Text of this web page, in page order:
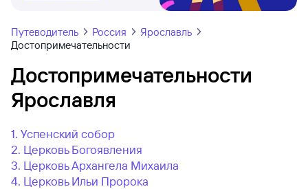
Путеводитель Россия
Ярославль
Достопримечательности
Достопримечательности
Ярославля
1. Успенский собор
2. Церковь Богоявления
3. Церковь Архангела Михаила
4. Церковь Ильи Пророка